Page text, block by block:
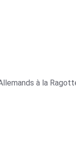
à la